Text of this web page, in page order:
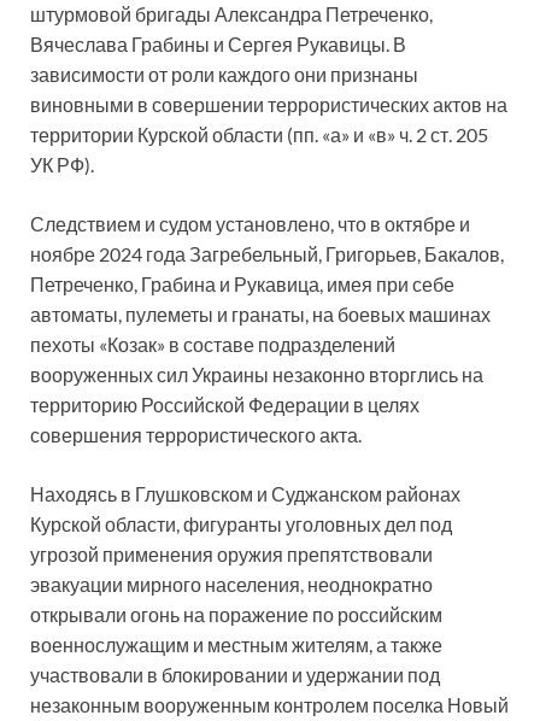
штурмовой бригады Александра Петреченко,
Вячеслава Грабины и Сергея Рукавицы. В
зависимости от роли каждого они признаны
виновными в совершении террористических актов на
территории Курской области (пп. «а» и «в» ч. 2 ст. 205
УК РФ).
Следствием и судом установлено, что в октябре и
ноябре 2024 года Загребельный, Григорьев, Бакалов,
Петреченко, Грабина и Рукавица, имея при себе
автоматы, пулеметы и гранаты, на боевых машинах
пехоты «Козак» в составе подразделений
вооруженных сил Украины незаконно вторглись на
территорию Российской Федерации в целях
совершения террористического акта.
Находясь в Глушковском и Суджанском районах
Курской области, фигуранты уголовных дел под
угрозой применения оружия препятствовали
эвакуации мирного населения, неоднократно
открывали огонь на поражение по российским
военнослужащим и местным жителям, а также
участвовали в блокировании и удержании под
незаконным вооруженным контролем поселка Новый